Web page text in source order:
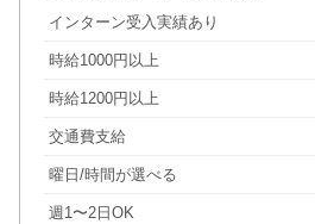
インターン受入実績あり
時給1000円以上
時給1200円以上
交通費支給
曜日/時間が選べる
週1〜2日OK